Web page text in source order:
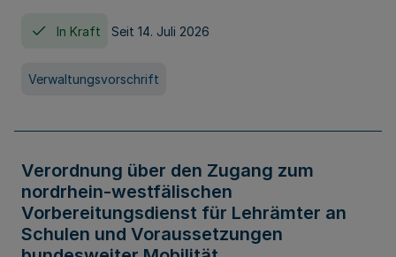
In Kraft Seit 14. Juli 2026
Verwaltungsvorschrift
Verordnung über den Zugang zum
nordrhein-westfälischen
Vorbereitungsdienst für Lehrämter an
Schulen und Voraussetzungen